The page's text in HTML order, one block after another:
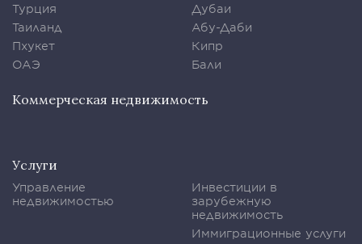
Турция
Таиланд
Пхукет
ОАЭ
Дубаи
Абу-Даби
Кипр
Бали
Коммерческая недвижимость
Услуги
Управление
недвижимостью
Инвестиции в
зарубежную
недвижимость
Иммиграционные услуги